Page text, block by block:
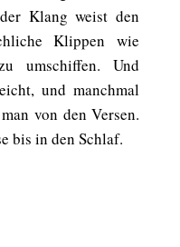
Klang weist den
Klippen wie
umschiffen. Und
und manchmal
von den Versen.
bis in den Schlaf.